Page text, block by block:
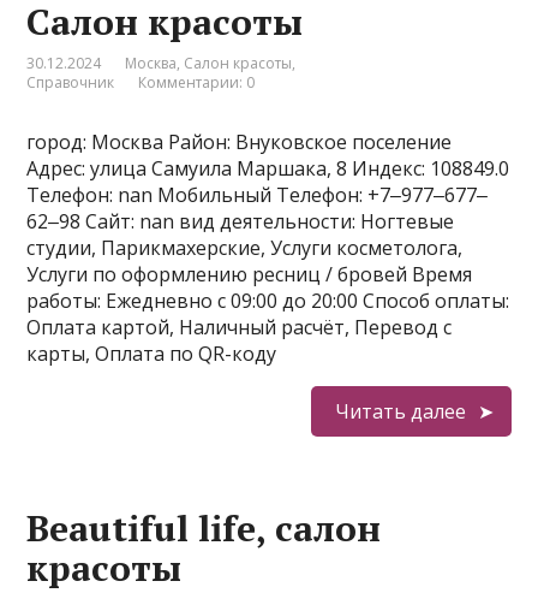
Салон красоты
30.12.2024 Москва, Салон красоты,
Справочник
Комментарии: 0
город: Москва Район: Внуковское поселение
Адрес: улица Самуила Маршака, 8 Индекс: 108849.0
Телефон: nan Мобильный Телефон: +7‒977‒677‒
62‒98 Сайт: nan вид деятельности: Ногтевые
студии, Парикмахерские, Услуги косметолога,
Услуги по оформлению ресниц / бровей Время
работы: Ежедневно с 09:00 до 20:00 Способ оплаты:
Оплата картой, Наличный расчёт, Перевод с
карты, Оплата по QR-коду
Читать далее
Beautiful life, салон
красоты